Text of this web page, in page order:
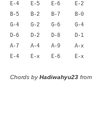
E-4 E-5 E-6 E-2
B-5 B-2 B-7 B-0
G-4 G-2 G-6 G-4
D-6 D-2 D-8 D-1
A-7 A-4 A-9 A-x
E-4 E-x E-6 E-x
Chords byHadiwahyu23 from